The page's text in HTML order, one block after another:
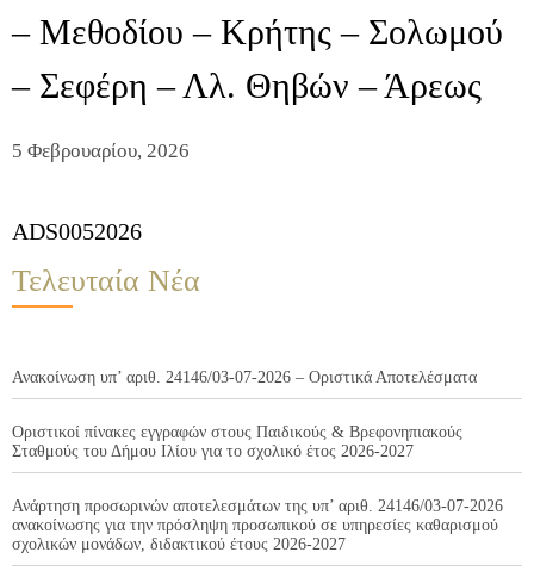
– Μεθοδίου – Κρήτης – Σολωμού
– Σεφέρη – Λλ. Θηβών – Άρεως
5 Φεβρουαρίου, 2026
ADS0052026
Τελευταία Νέα
Ανακοίνωση υπ’ αριθ. 24146/03-07-2026 – Οριστικά Αποτελέσματα
Οριστικοί πίνακες εγγραφών στους Παιδικούς & Βρεφονηπιακούς
Σταθμούς του Δήμου Ιλίου για το σχολικό έτος 2026-2027
Ανάρτηση προσωρινών αποτελεσμάτων της υπ’ αριθ. 24146/03-07-2026
ανακοίνωσης για την πρόσληψη προσωπικού σε υπηρεσίες καθαρισμού
σχολικών μονάδων, διδακτικού έτους 2026-2027